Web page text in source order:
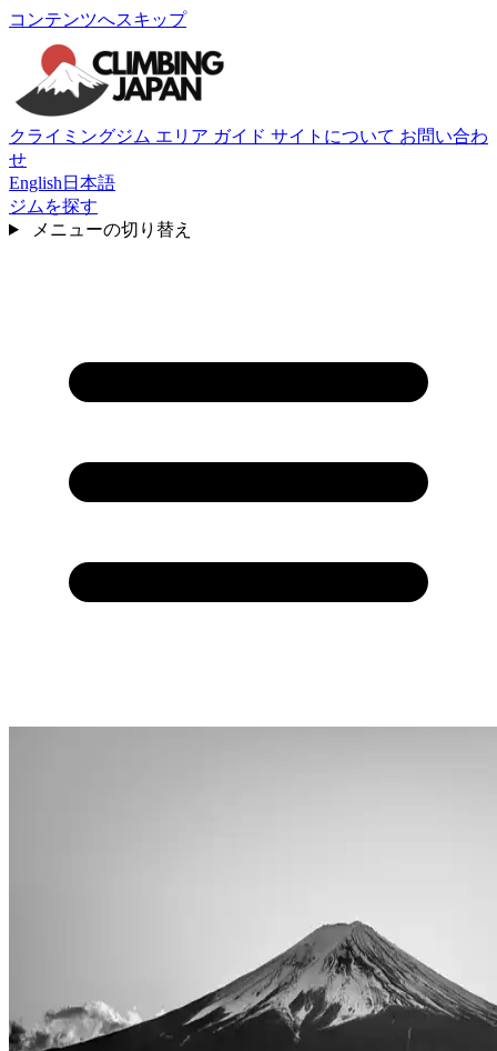
コンテンツへスキップ
クライミングジム エリア ガイド サイトについて お問い合わ
せ
English 日本語
ジムを探す
メニューの切り替え